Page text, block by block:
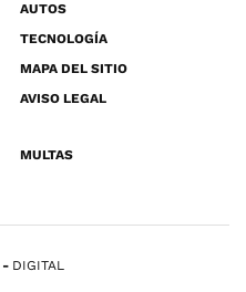
AUTOS
TECNOLOGÍA
MAPA DEL SITIO
AVISO LEGAL
MULTAS
DIGITAL